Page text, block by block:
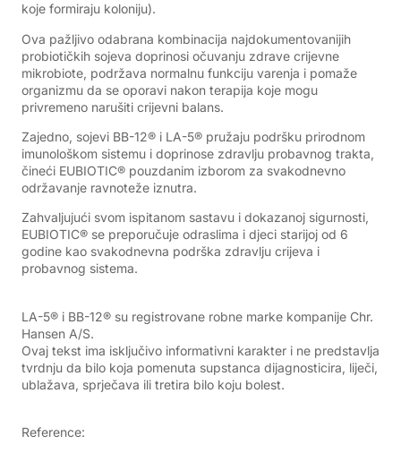
koje formiraju koloniju).
Ova pažljivo odabrana kombinacija najdokumentovanijih
probiotičkih sojeva doprinosi očuvanju zdrave crijevne
mikrobiote, podržava normalnu funkciju varenja i pomaže
organizmu da se oporavi nakon terapija koje mogu
privremeno narušiti crijevni balans.
Zajedno, sojevi BB-12® i LA-5® pružaju podršku prirodnom
imunološkom sistemu i doprinose zdravlju probavnog trakta,
čineći EUBIOTIC® pouzdanim izborom za svakodnevno
održavanje ravnoteže iznutra.
Zahvaljujući svom ispitanom sastavu i dokazanoj sigurnosti,
EUBIOTIC® se preporučuje odraslima i djeci starijoj od 6
godine kao svakodnevna podrška zdravlju crijeva i
probavnog sistema.
LA-5® i BB-12® su registrovane robne marke kompanije Chr.
Hansen A/S.
Ovaj tekst ima isključivo informativni karakter i ne predstavlja
tvrdnju da bilo koja pomenuta supstanca dijagnosticira, liječi,
ublažava, sprječava ili tretira bilo koju bolest.
Reference: